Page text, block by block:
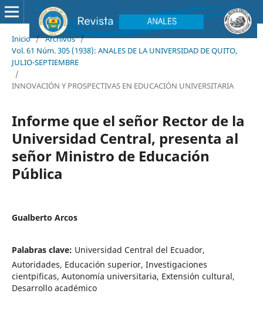
Inicio / Archivos /
Vol. 61 Núm. 305 (1938): ANALES DE LA UNIVERSIDAD DE QUITO,
JULIO-SEPTIEMBRE
/
INNOVACIÓN Y PROSPECTIVAS EN EDUCACIÓN UNIVERSITARIA
Informe que el señor Rector de la
Universidad Central, presenta al
señor Ministro de Educación
Pública
Gualberto Arcos
Palabras clave: Universidad Central del Ecuador,
Autoridades, Educación superior, Investigaciones
cientpificas, Autonomía universitaria, Extensión cultural,
Desarrollo académico